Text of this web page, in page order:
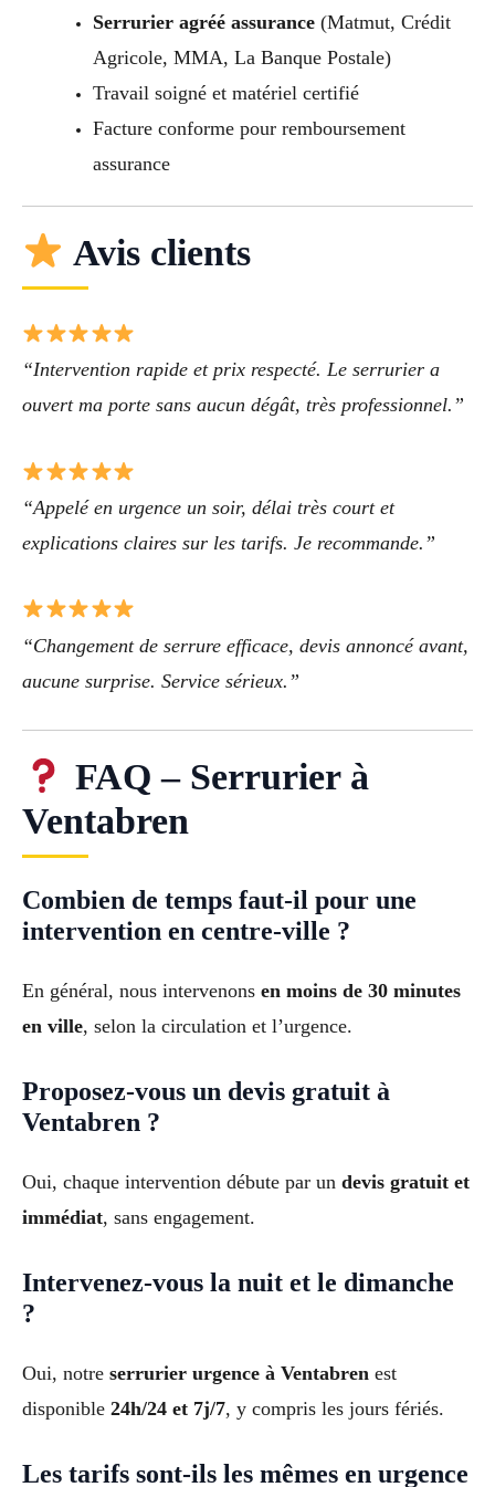
Serrurier agréé assurance(Matmut, Crédit
Agricole, MMA, La Banque Postale)
Travail soigné et matériel certifié
Facture conforme pour remboursement
assurance
Avis clients
“Intervention rapide et prix respecté. Le serrurier a
ouvert ma porte sans aucun dégât, très professionnel.”
“Appelé en urgence un soir, délai très court et
explications claires sur les tarifs. Je recommande.”
“Changement de serrure efficace, devis annoncé avant,
aucune surprise. Service sérieux.”
FAQ – Serrurier à
Ventabren
Combien de temps faut-il pour une
intervention en centre-ville ?
En général, nous intervenons en moins de 30 minutes
en ville, selon la circulation et l’urgence.
Proposez-vous un devis gratuit à
Ventabren ?
Oui, chaque intervention débute par un devis gratuit et
immédiat, sans engagement.
Intervenez-vous la nuit et le dimanche
?
Oui, notre serrurier urgence à Ventabren est
disponible 24h/24 et 7j/7, y compris les jours fériés.
Les tarifs sont-ils les mêmes en urgence